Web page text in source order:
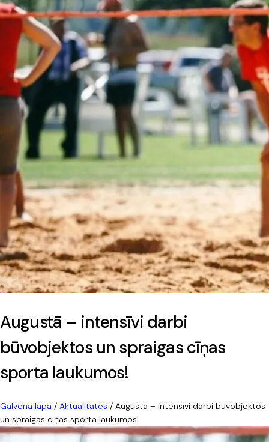
Augustā – intensīvi darbi
būvobjektos un spraigas cīņas
sporta laukumos!
Galvenā lapa / Aktualitātes / Augustā – intensīvi darbi būvobjektos
un spraigas cīņas sporta laukumos!